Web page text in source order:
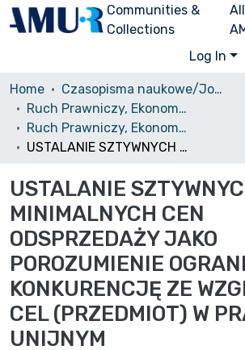
Communities &
Collections
Log In
Home
Czasopisma naukowe/Journals
Ruch Prawniczy, Ekonomiczny i Socjologiczny
Ruch Prawniczy, Ekonomiczny i Socjologiczny, 2011, nr 4
USTALANIE SZTYWNYCH LUB MINIMALNYCH CEN ODSPRZEDAŻY JAKO POROZUMIENIE OGRANICZAJĄCE KONKURENCJĘ ZE WZGLĘDU NA CEL (PRZEDMIOT) W PRAWIE UNIJNYM
USTALANIE
MINIMALNYCH CEN
ODSPRZEDAŻY JAKO
POROZUMIENIE
KONKURENCJĘ ZE
CEL (PRZEDMIOT) W
UNIJNYM